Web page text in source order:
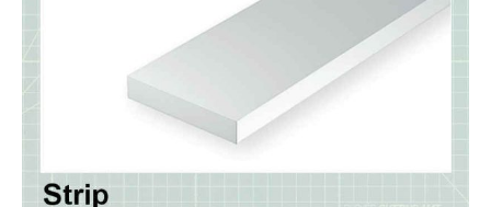
font_download סמן קישורים
האפשרויות